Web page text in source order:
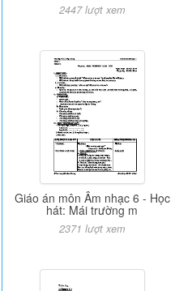
2447 lượt xem
Giáo án môn Âm nhạc 6 - Học
hát: Mái trường m
2371 lượt xem